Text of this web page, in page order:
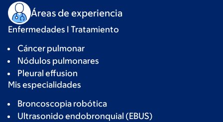
Áreas de experiencia
Enfermedades I Tratamiento
Cáncer pulmonar
Nódulos pulmonares
Pleural effusion
Mis especialidades
Broncoscopia robótica
Ultrasonido endobronquial (EBUS)